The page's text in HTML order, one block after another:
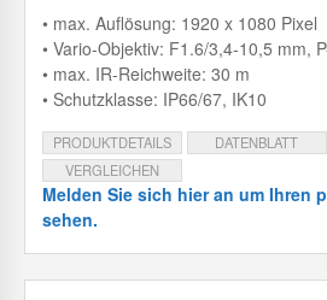
• max. Auflösung: 1920 x 1080 Pixel
• Vario-Objektiv: F1.6/3,4-10,5 mm,
• max. IR-Reichweite: 30 m
• Schutzklasse: IP66/67, IK10
PRODUKTDETAILS
DATENBLATT
VERGLEICHEN
Melden Sie sich hier an um Ihren
sehen.